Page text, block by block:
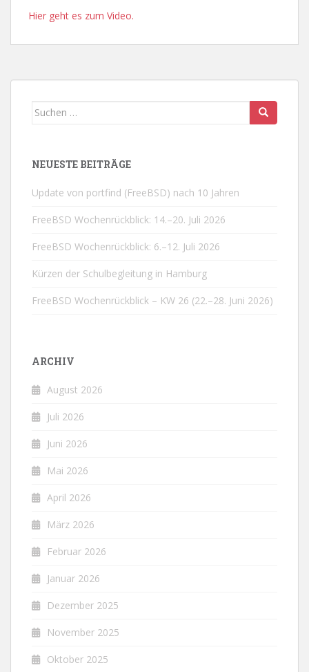
Hier geht es zum Video.
Suchen
NEUESTE BEITRÄGE
Update von portfind (FreeBSD) nach 10 Jahren
FreeBSD Wochenrückblick: 14.–20. Juli 2026
FreeBSD Wochenrückblick: 6.–12. Juli 2026
Kürzen der Schulbegleitung in Hamburg
FreeBSD Wochenrückblick – KW 26 (22.–28. Juni 2026)
ARCHIV
August 2026
Juli 2026
Juni 2026
Mai 2026
April 2026
März 2026
Februar 2026
Januar 2026
Dezember 2025
November 2025
Oktober 2025